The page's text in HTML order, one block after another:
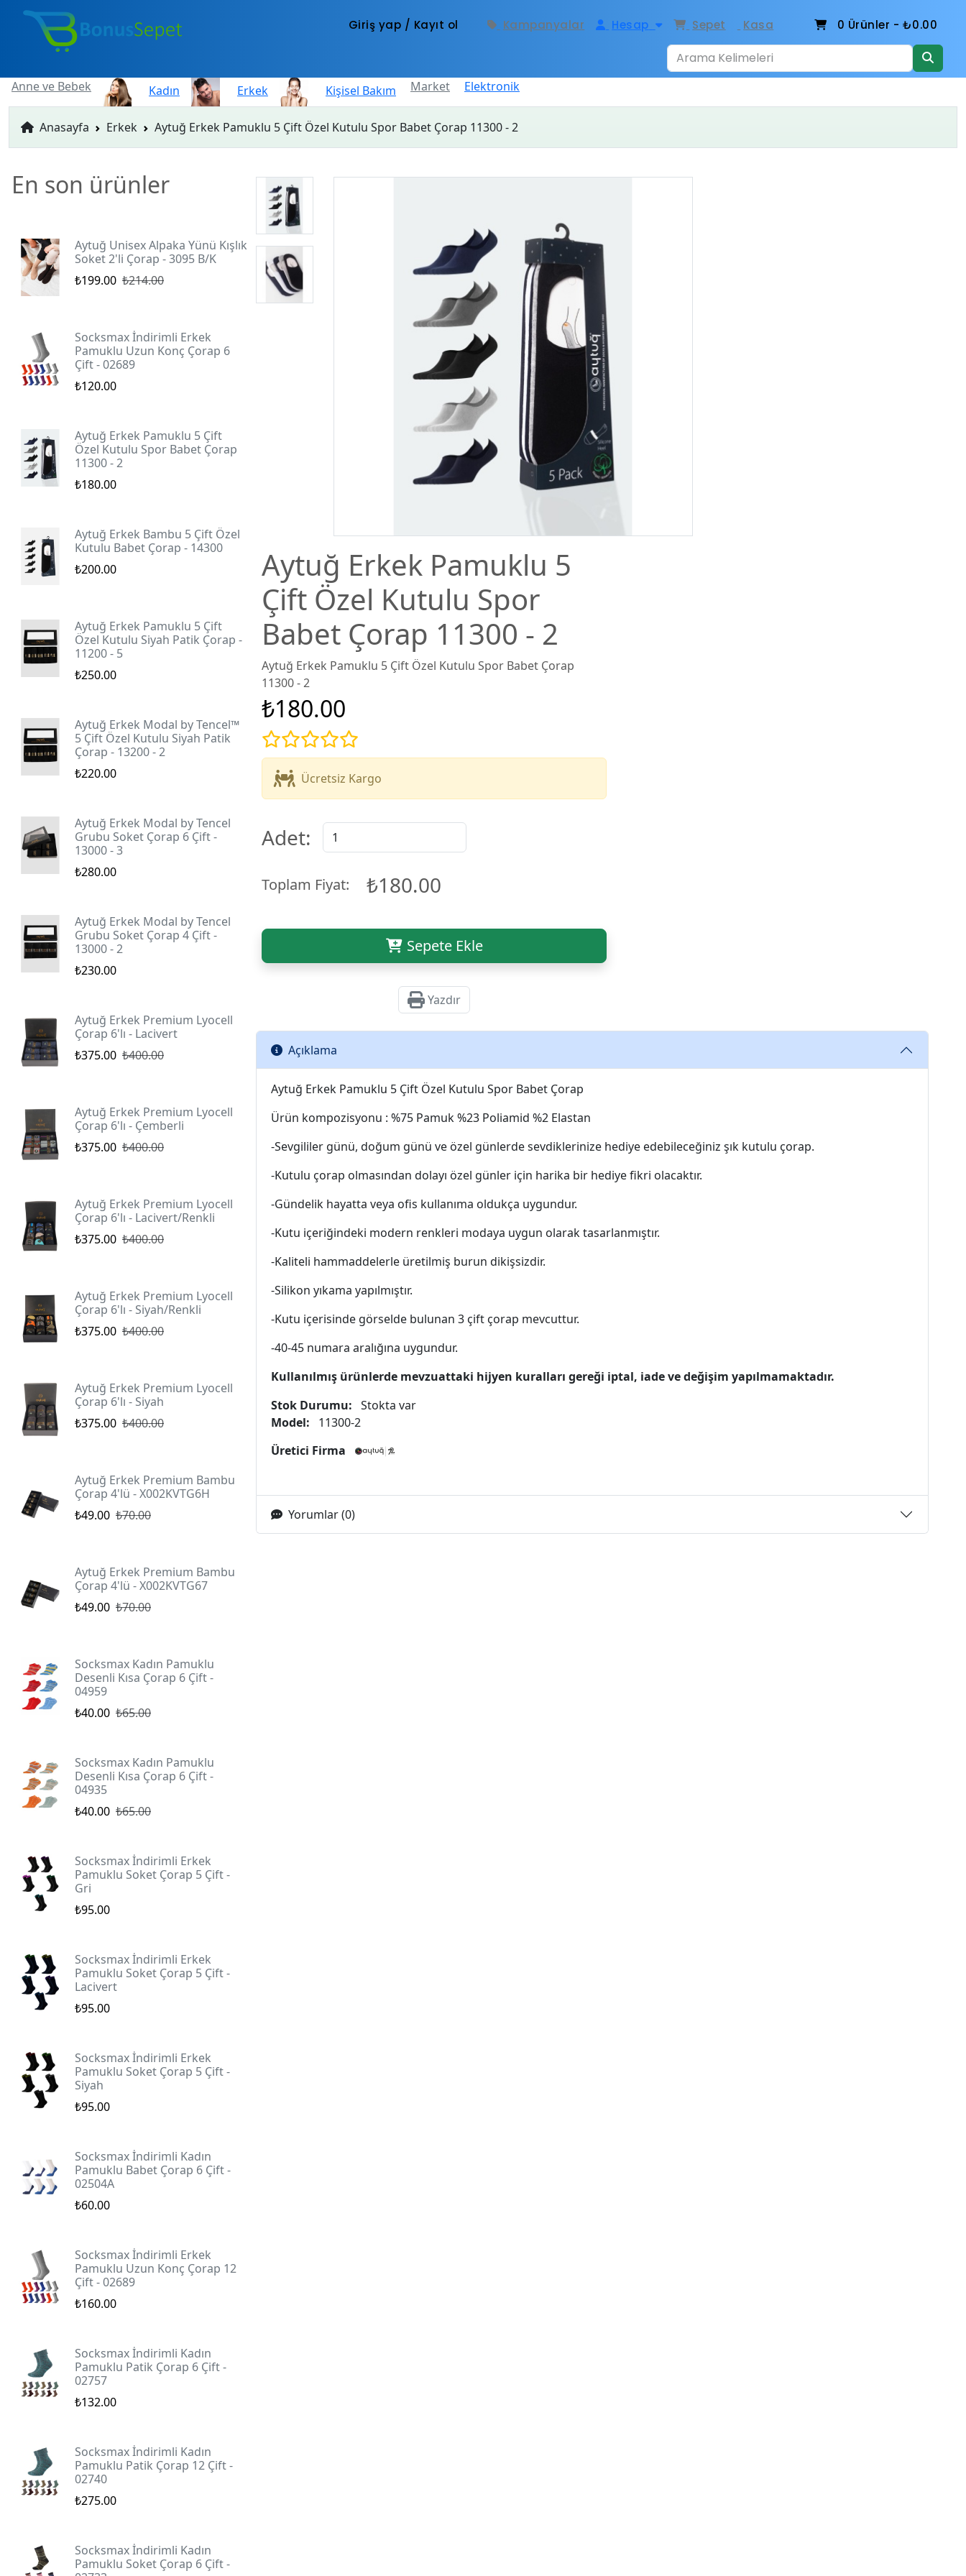
Giriş yap / Kayıt ol Kampanyalar Hesap Sepet Kasa 0 Ürünler - ₺0.00
Anne ve Bebek Kadın Erkek Kişisel Bakım Market Elektronik
Anasayfa Erkek Aytuğ Erkek Pamuklu 5 Çift Özel Kutulu Spor Babet Çorap 11300 - 2
En son ürünler
Aytuğ Unisex Alpaka Yünü Kışlık
Soket 2'li Çorap - 3095 B/K
₺199.00 ₺214.00
Socksmax İndirimli Erkek
Pamuklu Uzun Konç Çorap 6
Çift - 02689
₺120.00
Aytuğ Erkek Pamuklu 5 Çift
Özel Kutulu Spor Babet Çorap
11300 - 2
₺180.00
Aytuğ Erkek Bambu 5 Çift Özel
Kutulu Babet Çorap - 14300
₺200.00
Aytuğ Erkek Pamuklu 5 Çift
Özel Kutulu Siyah Patik Çorap -
11200 - 5
₺250.00
Aytuğ Erkek Modal by Tencel™
5 Çift Özel Kutulu Siyah Patik
Çorap - 13200 - 2
₺220.00
Aytuğ Erkek Modal by Tencel
Grubu Soket Çorap 6 Çift -
13000 - 3
₺280.00
Aytuğ Erkek Modal by Tencel
Grubu Soket Çorap 4 Çift -
13000 - 2
₺230.00
Aytuğ Erkek Premium Lyocell
Çorap 6'lı - Lacivert
₺375.00 ₺400.00
Aytuğ Erkek Premium Lyocell
Çorap 6'lı - Çemberli
₺375.00 ₺400.00
Aytuğ Erkek Premium Lyocell
Çorap 6'lı - Lacivert/Renkli
₺375.00 ₺400.00
Aytuğ Erkek Premium Lyocell
Çorap 6'lı - Siyah/Renkli
₺375.00 ₺400.00
Aytuğ Erkek Premium Lyocell
Çorap 6'lı - Siyah
₺375.00 ₺400.00
Aytuğ Erkek Premium Bambu
Çorap 4'lü - X002KVTG6H
₺49.00 ₺70.00
Aytuğ Erkek Premium Bambu
Çorap 4'lü - X002KVTG67
₺49.00 ₺70.00
Socksmax Kadın Pamuklu
Desenli Kısa Çorap 6 Çift -
04959
₺40.00 ₺65.00
Socksmax Kadın Pamuklu
Desenli Kısa Çorap 6 Çift -
04935
₺40.00 ₺65.00
Socksmax İndirimli Erkek
Pamuklu Soket Çorap 5 Çift -
Gri
₺95.00
Socksmax İndirimli Erkek
Pamuklu Soket Çorap 5 Çift -
Lacivert
₺95.00
Socksmax İndirimli Erkek
Pamuklu Soket Çorap 5 Çift -
Siyah
₺95.00
Socksmax İndirimli Kadın
Pamuklu Babet Çorap 6 Çift -
02504A
₺60.00
Socksmax İndirimli Erkek
Pamuklu Uzun Konç Çorap 12
Çift - 02689
₺160.00
Socksmax İndirimli Kadın
Pamuklu Patik Çorap 6 Çift -
02757
₺132.00
Socksmax İndirimli Kadın
Pamuklu Patik Çorap 12 Çift -
02740
₺275.00
Socksmax İndirimli Kadın
Pamuklu Soket Çorap 6 Çift -
Aytuğ Erkek Pamuklu 5
Çift Özel Kutulu Spor
Babet Çorap 11300 - 2
Aytuğ Erkek Pamuklu 5 Çift Özel Kutulu Spor Babet Çorap
11300 - 2
₺180.00
Ücretsiz Kargo
Adet:
Toplam Fiyat: ₺180.00
Sepete Ekle
Yazdır
Açıklama
Aytuğ Erkek Pamuklu 5 Çift Özel Kutulu Spor Babet Çorap
Ürün kompozisyonu : %75 Pamuk %23 Poliamid %2 Elastan
-Sevgililer günü, doğum günü ve özel günlerde sevdiklerinize hediye edebileceğiniz şık kutulu çorap.
-Kutulu çorap olmasından dolayı özel günler için harika bir hediye fikri olacaktır.
-Gündelik hayatta veya ofis kullanıma oldukça uygundur.
-Kutu içeriğindeki modern renkleri modaya uygun olarak tasarlanmıştır.
-Kaliteli hammaddelerle üretilmiş burun dikişsizdir.
-Silikon yıkama yapılmıştır.
-Kutu içerisinde görselde bulunan 3 çift çorap mevcuttur.
-40-45 numara aralığına uygundur.
Kullanılmış ürünlerde mevzuattaki hijyen kuralları gereği iptal, iade ve değişim yapılmamaktadır.
Stok Durumu: Stokta var
Model:
11300-2
Üretici Firma
Yorumlar (0)